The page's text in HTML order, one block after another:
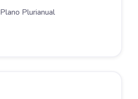
Plano Plurianual